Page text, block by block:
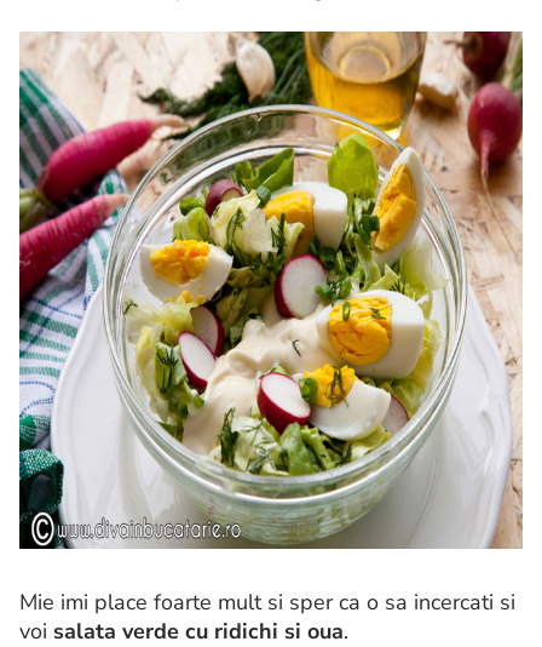
Mie imi place foarte mult si sper ca o sa incercati si
voi salata verde cu ridichi si oua.